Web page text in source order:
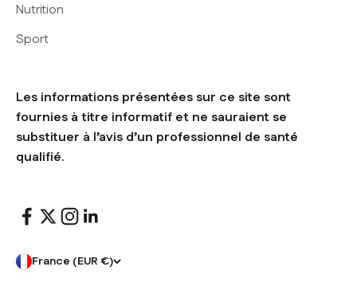
Nutrition
Sport
Les informations présentées sur ce site sont
fournies à titre informatif et ne sauraient se
substituer à l’avis d’un professionnel de santé
qualifié.
France (EUR €)